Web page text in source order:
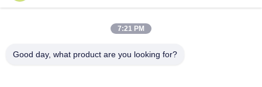
Energiezuinige glazen gordijnwandfasadesystemen
Aangepast de Luifelvenster van de Aluminiumjaloezie voor
7:21 PM
Good day, what product are you looking for?